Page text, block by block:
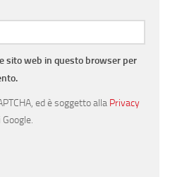
sito web in questo browser per
ed è soggetto alla Privacy
Google.